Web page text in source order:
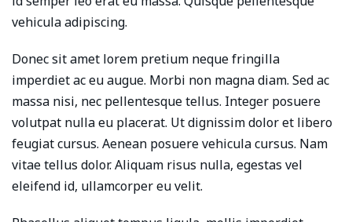
vehicula adipiscing.
Donec sit amet lorem pretium neque fringilla
imperdiet ac eu augue. Morbi non magna diam. Sed ac
massa nisi, nec pellentesque tellus. Integer posuere
volutpat nulla eu placerat. Ut dignissim dolor et libero
feugiat cursus. Aenean posuere vehicula cursus. Nam
vitae tellus dolor. Aliquam risus nulla, egestas vel
eleifend id, ullamcorper eu velit.